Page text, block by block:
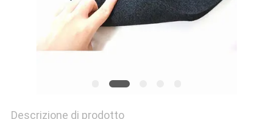
Descrizione di prodotto